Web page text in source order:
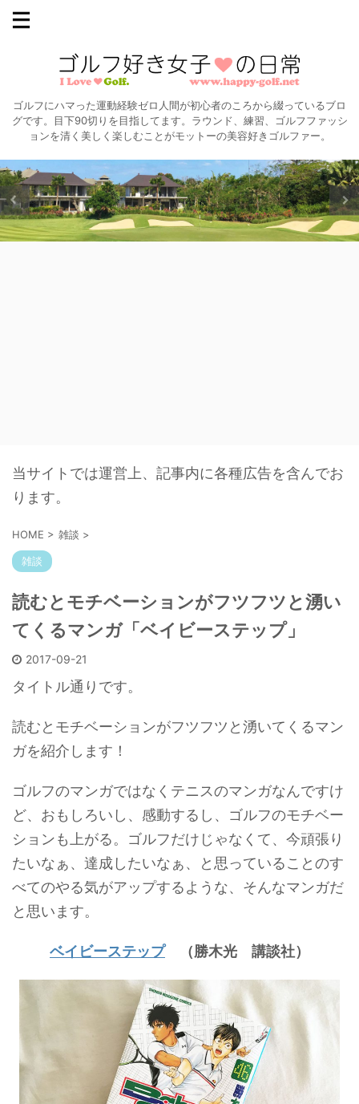
ゴルフにハマった運動経験ゼロ人間が初心者のころから綴っているブロ
グです。目下90切りを目指してます。ラウンド、練習、ゴルフファッシ
ョンを清く美しく楽しむことがモットーの美容好きゴルファー。
当サイトでは運営上、記事内に各種広告を含んでお
ります。
HOME > 雑談 >
雑談
読むとモチベーションがフツフツと湧い
てくるマンガ「ベイビーステップ」
2017-09-21
タイトル通りです。
読むとモチベーションがフツフツと湧いてくるマン
ガを紹介します！
ゴルフのマンガではなくテニスのマンガなんですけ
ど、おもしろいし、感動するし、ゴルフのモチベー
ションも上がる。ゴルフだけじゃなくて、今頑張り
たいなぁ、達成したいなぁ、と思っていることのす
べてのやる気がアップするような、そんなマンガだ
と思います。
ベイビーステップ（勝木光 講談社）